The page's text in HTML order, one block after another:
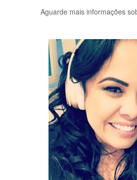
Aguarde mais informações